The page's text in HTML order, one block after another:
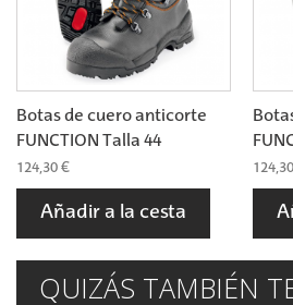
Botas de cuero anticorte
FUNCTION Talla 44
124,30 €
Añadir a la cesta
QUIZÁS TAMBIÉN